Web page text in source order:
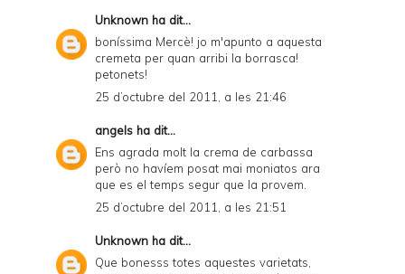
Unknown ha dit...
boníssima Mercè! jo m'apunto a aquesta
cremeta per quan arribi la borrasca!
petonets!
25 d’octubre del 2011, a les 21:46
angels ha dit...
Ens agrada molt la crema de carbassa
però no havíem posat mai moniatos ara
que es el temps segur que la provem.
25 d’octubre del 2011, a les 21:51
Unknown ha dit...
Que bonesss totes aquestes varietats,